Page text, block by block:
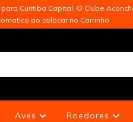
Curitiba Capital. O Clube
ao colocar no Carrinho
Aves Roedores